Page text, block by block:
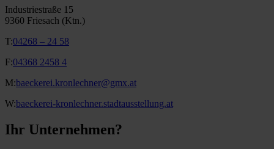
Industriestraße 15
9360 Friesach (Ktn.)
T:04268 – 24 58
F:04368 2458 4
M:baeckerei.kronlechner@gmx.at
W:baeckerei-kronlechner.stadtausstellung.at
Ihr Unternehmen?